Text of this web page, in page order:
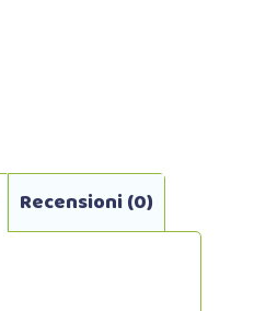
Recensioni (0)